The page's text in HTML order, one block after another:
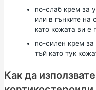
по-слаб крем за
или в гънките на
като кожата ви е
по-силен крем за
тъй като тук
Как да